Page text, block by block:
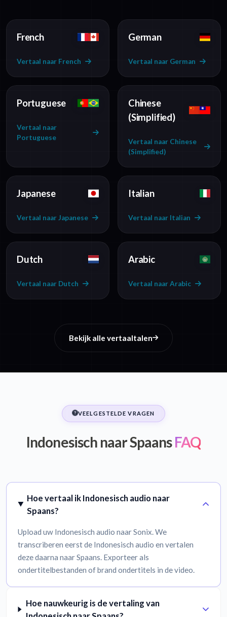
French
Vertaal naar French
German
Vertaal naar German
Portuguese
Vertaal naar
Portuguese
Chinese
(Simplified)
Vertaal naar Chinese
(Simplified)
Japanese
Vertaal naar Japanese
Italian
Vertaal naar Italian
Dutch
Vertaal naar Dutch
Arabic
Vertaal naar Arabic
Bekijk alle vertaaltalen
VEELGESTELDE VRAGEN
Indonesisch naar SpaansFAQ
Hoe vertaal ik Indonesisch audio naar
Spaans?
Upload uw Indonesisch audio naar Sonix. We
transcriberen eerst de Indonesisch audio en vertalen
deze daarna naar Spaans. Exporteer als
ondertitelbestanden of brand ondertitels in de video.
Hoe nauwkeurig is de vertaling van